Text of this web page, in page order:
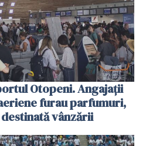
Otopeni. Angajații
furau parfumuri,
vânzării